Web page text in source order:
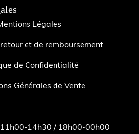
Légales
et de remboursement
de Confidentialité
Générales de Vente
11h00-14h30 / 18h00-00h00